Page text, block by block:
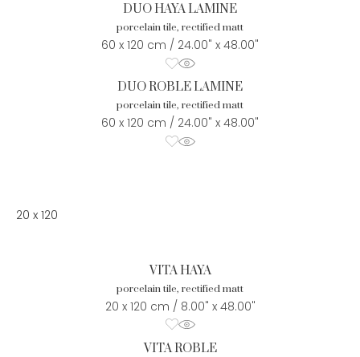
DUO HAYA LAMINE
porcelain tile, rectified matt
60 x 120 cm / 24.00" x 48.00"
DUO ROBLE LAMINE
porcelain tile, rectified matt
60 x 120 cm / 24.00" x 48.00"
20 x 120
VITA HAYA
porcelain tile, rectified matt
20 x 120 cm / 8.00" x 48.00"
VITA ROBLE